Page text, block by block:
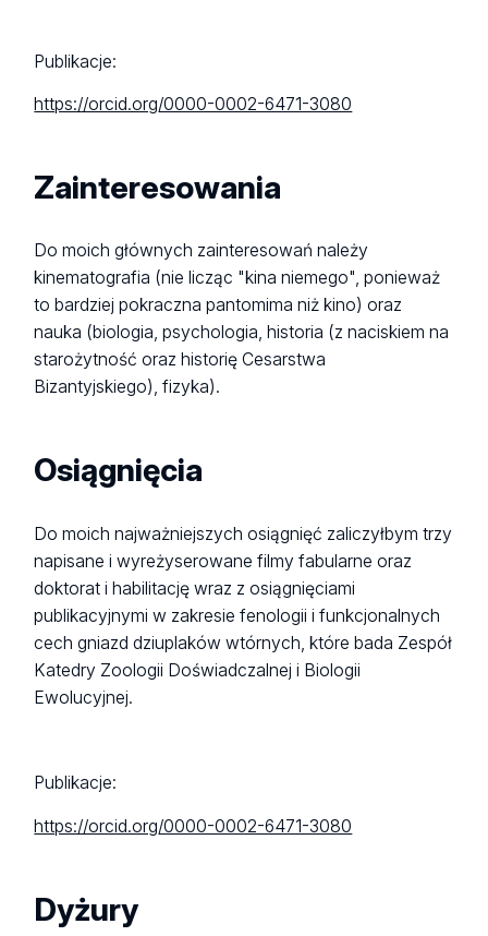
Publikacje:
https://orcid.org/0000-0002-6471-3080
Zainteresowania
Do moich głównych zainteresowań należy
kinematografia (nie licząc "kina niemego", ponieważ
to bardziej pokraczna pantomima niż kino) oraz
nauka (biologia, psychologia, historia (z naciskiem na
starożytność oraz historię Cesarstwa
Bizantyjskiego), fizyka).
Osiągnięcia
Do moich najważniejszych osiągnięć zaliczyłbym trzy
napisane i wyreżyserowane filmy fabularne oraz
doktorat i habilitację wraz z osiągnięciami
publikacyjnymi w zakresie fenologii i funkcjonalnych
cech gniazd dziuplaków wtórnych, które bada Zespół
Katedry Zoologii Doświadczalnej i Biologii
Ewolucyjnej.
Publikacje:
https://orcid.org/0000-0002-6471-3080
Dyżury